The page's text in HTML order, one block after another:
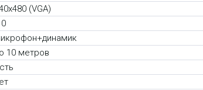
(VGA)
10 метров